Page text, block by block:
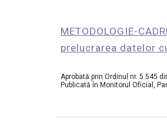
METODOLOGIE-
prelucrarea datelor
Aprobată prin Ordinul nr. 5.545
Publicată în Monitorul Oficial,